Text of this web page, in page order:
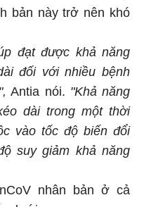
bản này trở nên khó
đạt được khả năng
đối với nhiều bệnh
Antia nói. "Khả năng
dài trong một thời
vào tốc độ biến đổi
suy giảm khả năng
nhân bản ở cả